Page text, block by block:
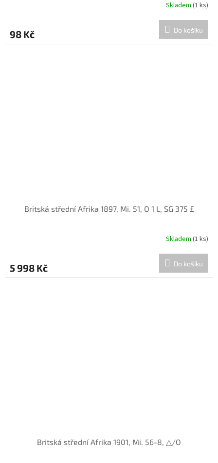
Skladem (1 ks)
98 Kč Do košíku
Britská střední Afrika 1897, Mi. 51, O 1 L, SG 375 £
Skladem (1 ks)
5 998 Kč Do košíku
Britská střední Afrika 1901, Mi. 56-8, △/O